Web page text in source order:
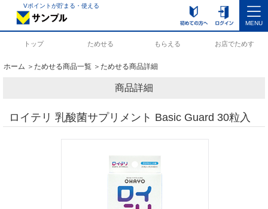
Vポイントが貯まる・使える
MENU
トップ ためせる もらえる お店でためす
ホーム ＞ためせる商品一覧 ＞ためせる商品詳細
商品詳細
ロイテリ 乳酸菌サプリメント Basic Guard 30粒入